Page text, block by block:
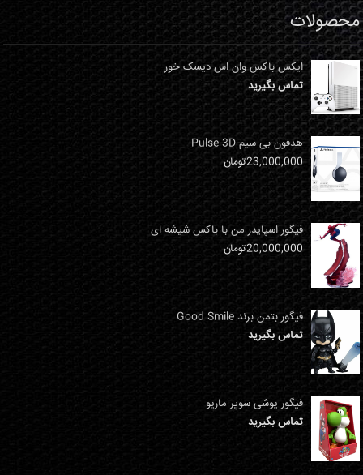
محصولات
ایکس باکس وان اس دیسک خور
تماس بگیرید
هدفون بی سیم Pulse 3D
23,000,000تومان
فیگور اسپایدر من با باکس شیشه ای
20,000,000تومان
فیگور بتمن برند Good Smile
تماس بگیرید
فیگور یوشی سوپر ماریو
تماس بگیرید